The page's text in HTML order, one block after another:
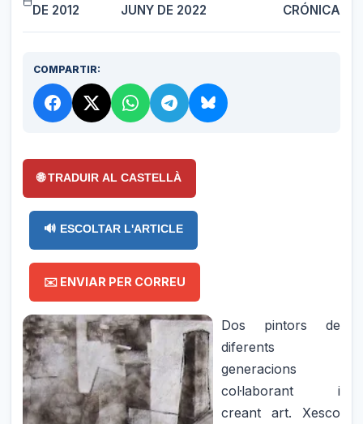
DE 2012
JUNY DE 2022
CRÓNICA
COMPARTIR:
🌐 TRADUIR AL CASTELLÀ
🔊 ESCOLTAR L'ARTICLE
✉️ ENVIAR PER CORREU
Dos pintors de
diferents
generacions
col·laborant i
creant art. Xesco